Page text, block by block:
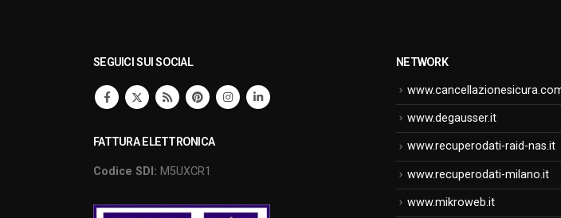
SEGUICI SUI SOCIAL
FATTURA ELETTRONICA
Codice SDI: M5UXCR1
NETWORK
www.degausser.it
www.recuperodati-raid-nas.it
www.recuperodati-milano.it
www.mikroweb.it